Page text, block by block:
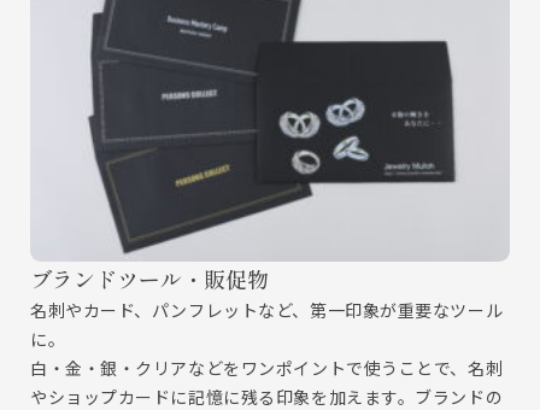
ブランドツール・販促物
名刺やカード、パンフレットなど、第一印象が重要なツール
に。
白・金・銀・クリアなどをワンポイントで使うことで、名刺
やショップカードに記憶に残る印象を加えます。ブランドの